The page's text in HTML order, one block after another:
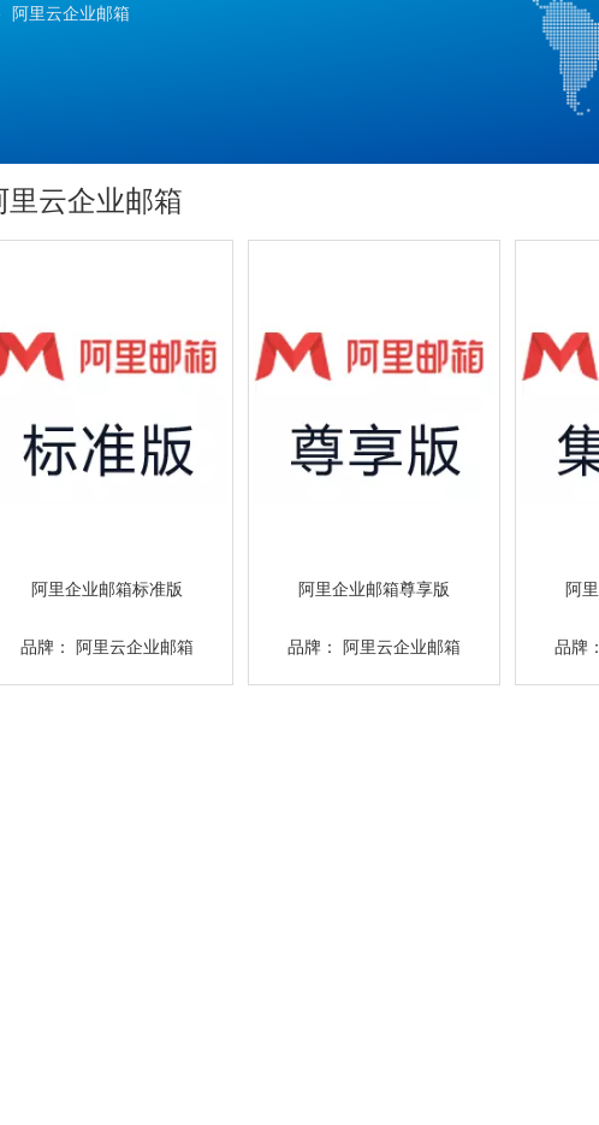
阿里云企业邮箱
里云企业邮箱
阿里企业邮箱标准版
品牌： 阿里云企业邮箱
阿里企业邮箱尊享版
品牌： 阿里云企业邮箱
阿
品牌：